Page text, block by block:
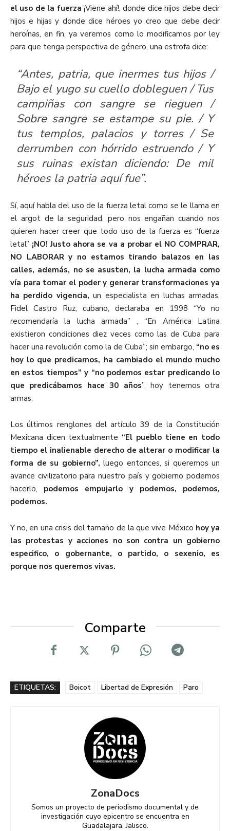
el uso de la fuerza ¡Viene ahí!, donde dice hijos debe decir
hijos e hijas y donde dice héroes yo creo que debe decir
heroínas, en fin, ya veremos como lo modificamos por ley
para que tenga perspectiva de género, una estrofa dice:
“Antes, patria, que inermes tus hijos /
Bajo el yugo su cuello dobleguen / Tus
campiñas con sangre se rieguen /
Sobre sangre se estampe su pie. / Y
tus templos, palacios y torres / Se
derrumben con hórrido estruendo / Y
sus ruinas existan diciendo: De mil
héroes la patria aquí fue”.
Sí, aquí habla del uso de la fuerza letal como se le llama en
el argot de la seguridad, pero nos engañan cuando nos
quieren hacer creer que todo uso de la fuerza es “fuerza
letal” ¡NO! Justo ahora se va a probar el NO COMPRAR,
NO LABORAR y no estamos tirando balazos en las
calles, además, no se asusten, la lucha armada como
vía para tomar el poder y generar transformaciones ya
ha perdido vigencia, un especialista en luchas armadas,
Fidel Castro Ruz, cubano, declaraba en 1998 “Yo no
recomendaría la lucha armada” , “En América Latina
existieron condiciones diez veces como las de Cuba para
hacer una revolución como la de Cuba”; sin embargo, “no es
hoy lo que predicamos, ha cambiado el mundo mucho
en estos tiempos” y “no podemos estar predicando lo
que predicábamos hace 30 años”, hoy tenemos otra
armas.
Los últimos renglones del artículo 39 de la Constitución
Mexicana dicen textualmente “El pueblo tiene en todo
tiempo el inalienable derecho de alterar o modificar la
forma de su gobierno”, luego entonces, si queremos un
avance civilizatorio para nuestro país y gobierno podemos
hacerlo, podemos empujarlo y podemos, podemos,
podemos.
Y no, en una crisis del tamaño de la que vive México hoy ya
las protestas y acciones no son contra un gobierno
especifico, o gobernante, o partido, o sexenio, es
porque nos queremos vivas.
Comparte
ETIQUETAS: Boicot Libertad de Expresión Paro
ZonaDocs
Somos un proyecto de periodismo documental y de
investigación cuyo epicentro se encuentra en
Guadalajara, Jalisco.